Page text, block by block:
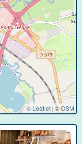
© Leaflet | ©OSM